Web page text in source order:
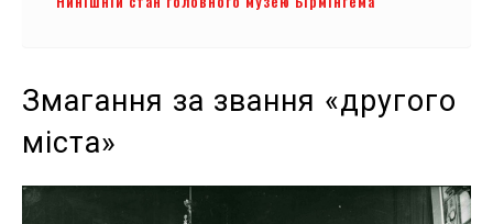
Змагання за звання «другого
міста»